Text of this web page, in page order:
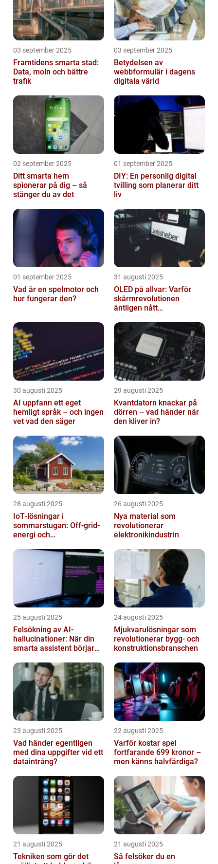
03 september 2025
Framtidens smarta stad:
Data, moln och bättre
trafik
03 september 2025
Betydelsen av
webbformulär i dagens
digitala värld
02 september 2025
Ditt smarta hem
spionerar på dig – så
stänger du av det
01 september 2025
DIY: En personlig digital
tvilling som planerar ditt
liv
01 september 2025
Vad är en spelmotor och
hur fungerar den?
31 augusti 2025
OLED på allvar: Varför
skärmrevolutionen
äntligen nått
30 augusti 2025
AI uppfann ett eget
hemligt språk – och ingen
vet vad den säger
29 augusti 2025
Kvantdatorn knackar på
dörren – vad händer när
den kliver in?
28 augusti 2025
IoT‑lösningar i
sommarstugan: Off‑grid-
energi och
26 augusti 2025
Nya material som
revolutionerar
elektronikindustrin
25 augusti 2025
Felsökning av AI-
hallucinationer: När din
smarta assistent börjar
24 augusti 2025
Mjukvarulösningar som
revolutionerar bygg- och
konstruktionsbranschen
23 augusti 2025
Vad händer egentligen
med dina uppgifter vid ett
dataintrång?
22 augusti 2025
Varför kostar spel
fortfarande 699 kronor –
men känns halvfärdiga?
21 augusti 2025
Tekniken som gör det
21 augusti 2025
Så felsöker du en